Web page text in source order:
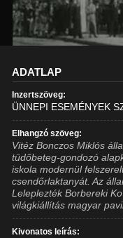
ADATLAP
Inzertszöveg:
ÜNNEPI ESEMÉNYEK
Elhangzó szöveg:
Vitéz Bonczos Miklós
tüdőbeteg-gondozó
iskola modernül
csendőrlaktanyát. Az
Leleplezték Borbereki
világkiállítás magyar
Kivonatos leírás: